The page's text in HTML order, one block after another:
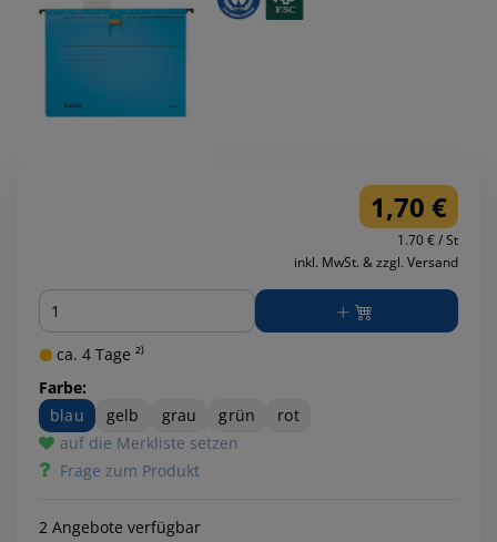
1,70 €
1.70 € / St
inkl. MwSt. & zzgl. Versand
Menge
ca. 4 Tage ²⁾
Farbe:
blau
gelb grau grün
rot
auf die Merkliste setzen
Frage zum Produkt
2 Angebote verfügbar